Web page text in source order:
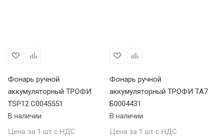
Фонарь ручной
аккумуляторный ТРОФИ
TSP12 C0045551
В наличии
Цена за 1 шт с НДС
Фонарь ручной
аккумуляторный ТРОФИ TA7
Б0004431
В наличии
Цена за 1 шт с НДС